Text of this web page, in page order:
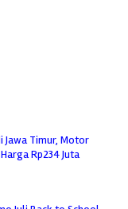
Jawa Timur, Motor
Rp234 Juta